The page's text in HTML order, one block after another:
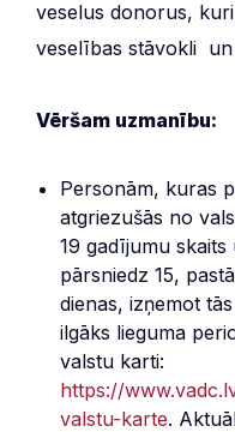
veselus donorus,
veselības stāvokli un
Vēršam uzmanību:
Personām, kuras
atgriezušās no
19 gadījumu
pārsniedz 15,
dienas, izņemot
ilgāks lieguma
valstu karti:
https://
valstu-karte.